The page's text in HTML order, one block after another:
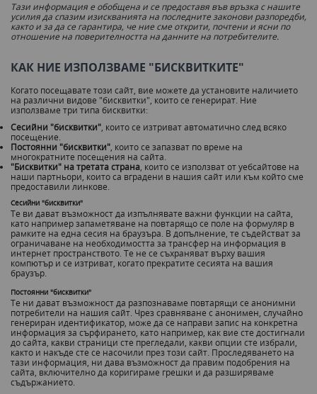
Тази информация е обобщена и се предоставя във връзка с нашите
усилия да спазим изискванията на последните законови разпоредби,
както и за да се гарантира, че ние сме открити, почтени и ясни по
отношение на поверителността на данните на потребителите.
КАК НИЕ ИЗПОЛЗВАМЕ "БИСКВИТКИТЕ"
Когато посещавате този сайт, вие можете да установите наличието
на различни видове "бисквитки", които се генерират. Ние
използваме три типа бисквитки:
Сесийни "бисквитки", които се изтриват автоматично след всяко
посещение.
Постоянни "бисквитки", които се запазват по време на
многократните посещения на сайта.
"Бисквитки" на третата страна, които се използват от уебсайтове на
наши партньори, които са вградени в нашия сайт или към който сме
предоставили линкове.
Сесийни "бисквитки"
Те ви дават възможност да изпълнявате важни функции на сайта,
като например запаметяване на повтарящо се поле на формуляр в
рамките на една сесия на браузъра. В допълнение, те съдействат за
ограничаване на необходимостта за трансфер на информация в
интернет пространството. Те не се съхраняват върху вашия
компютър и се изтриват, когато прекратите сесията на вашия
браузър.
Постоянни "бисквитки"
Те ни дават възможност да разпознаваме повтарящи се анонимни
потребители на нашия сайт. Чрез сравняване с анонимен, случайно
генериран идентификатор, може да се направи запис на конкретна
информация за сърфирането, като например, как вие сте достигнали
до сайта, какви страници сте прегледали, какви опции сте избрали,
както и накъде сте се насочили през този сайт. Проследяването на
тази информация, ни дава възможност да правим подобрения на
сайта, включително да коригираме грешки и да разширяваме
съдържанието.